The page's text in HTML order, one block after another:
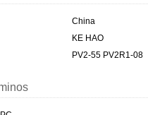
China
KE HAO
PV2-55 PV2R1-08